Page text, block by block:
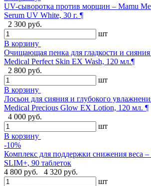
UV-сыворотка против морщин – Mamu
Serum UV White, 30 г. ¶
2 300 руб.
шт
В корзину
Очищающая пенка для гладкости и
Medical Perfect Skin EX Wash, 120 мл.¶
2 800 руб.
шт
В корзину
Лосьон для сияния и глубокого
Medical Precious Glow EX Lotion, 120 мл. ¶
4 000 руб.
шт
В корзину
-10%
Комплекс для поддержки снижения веса
SLIM+, 90 таблеток
4 800 руб.
4 320 руб.
шт